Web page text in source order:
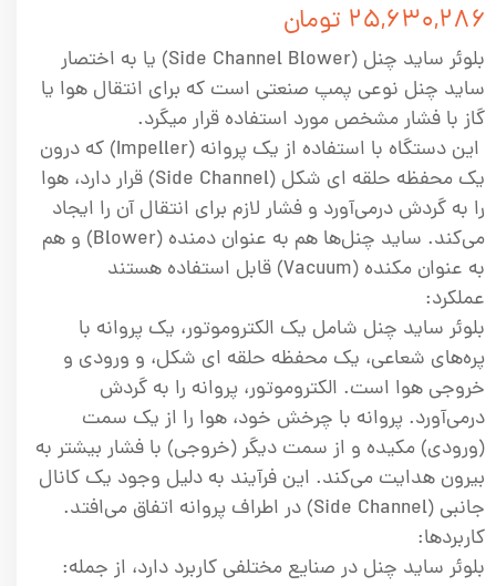
۲۵,۶۳۰,۲۸۶ تومان
بلوئر ساید چنل (Side Channel Blower) یا به اختصار
ساید چنل نوعی پمپ صنعتی است که برای انتقال هوا یا
گاز با فشار مشخص مورد استفاده قرار میگرد.
این دستگاه با استفاده از یک پروانه (Impeller) که درون
یک محفظه حلقه ای شکل (Side Channel) قرار دارد، هوا
را به گردش درمی‌آورد و فشار لازم برای انتقال آن را ایجاد
می‌کند. ساید چنل‌ها هم به عنوان دمنده (Blower) و هم
به عنوان مکنده (Vacuum) قابل استفاده هستند
عملکرد:
بلوئر ساید چنل شامل یک الکتروموتور، یک پروانه با
پره‌های شعاعی، یک محفظه حلقه ای شکل، و ورودی و
خروجی هوا است. الکتروموتور، پروانه را به گردش
درمی‌آورد. پروانه با چرخش خود، هوا را از یک سمت
(ورودی) مکیده و از سمت دیگر (خروجی) با فشار بیشتر به
بیرون هدایت می‌کند. این فرآیند به دلیل وجود یک کانال
جانبی (Side Channel) در اطراف پروانه اتفاق می‌افتد.
کاربردها:
بلوئر ساید چنل در صنایع مختلفی کاربرد دارد، از جمله: